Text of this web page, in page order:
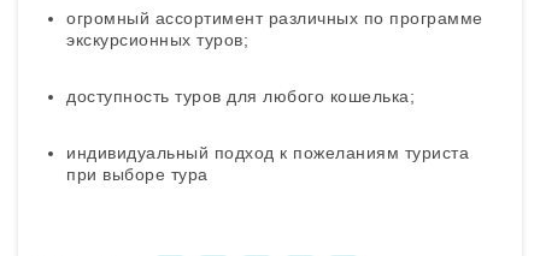
огромный ассортимент различных по программе
экскурсионных туров;
доступность туров для любого кошелька;
индивидуальный подход к пожеланиям туриста
при выборе тура